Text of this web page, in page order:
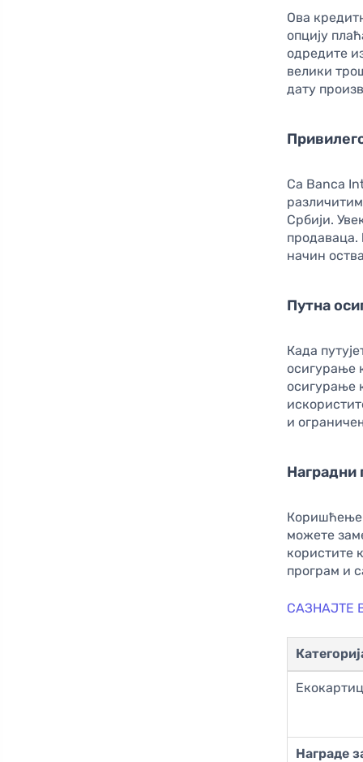
Ова
опцију
одредите
велики
дату
Са Banca
Србији.
продаваца.
начин
Путна
Када
осигурање
осигурање
и
Наградни
можете
користите
програм и
САЗНАЈТЕ
Награде